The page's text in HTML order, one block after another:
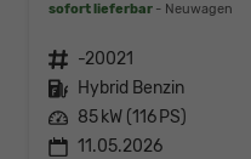
sofort lieferbar Neuwagen
Fahrzeugnr. -20021
Kraftstoff Hybrid Benzin
Leistung 85 kW (116 PS)
11.05.2026